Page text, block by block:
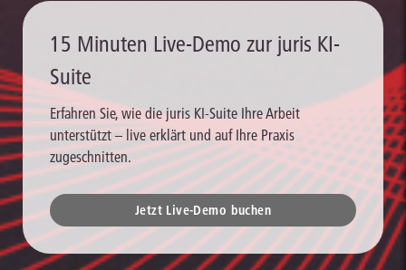
15 Minuten Live-Demo zur juris KI-
Suite
Erfahren Sie, wie die juris KI-Suite Ihre Arbeit
unterstützt – live erklärt und auf Ihre Praxis
zugeschnitten.
Jetzt Live-Demo buchen